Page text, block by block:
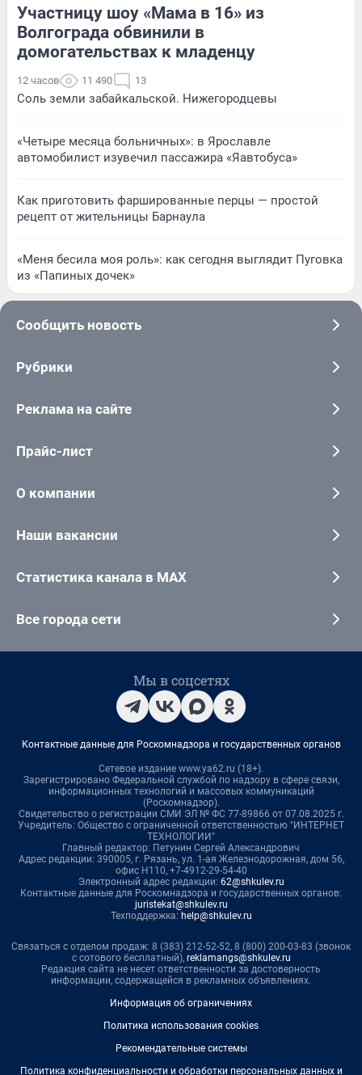
Участницу шоу «Мама в 16» из
Волгограда обвинили в
домогательствах к младенцу
12 часов 11 490 13
Соль земли забайкальской. Нижегородцевы
«Четыре месяца больничных»: в Ярославле
автомобилист изувечил пассажира «Яавтобуса»
Как приготовить фаршированные перцы — простой
рецепт от жительницы Барнаула
«Меня бесила моя роль»: как сегодня выглядит Пуговка
из «Папиных дочек»
Сообщить новость
Рубрики
Реклама на сайте
Прайс-лист
О компании
Наши вакансии
Статистика канала в MAX
Все города сети
Мы в соцсетях
Контактные данные для Роскомнадзора и государственных органов
Сетевое издание www.ya62.ru (18+).
Зарегистрировано Федеральной службой по надзору в сфере связи,
информационных технологий и массовых коммуникаций
(Роскомнадзор).
Свидетельство о регистрации СМИ ЭЛ № ФС 77-89866 от 07.08.2025 г.
Учредитель: Общество с ограниченной ответственностью "ИНТЕРНЕТ
ТЕХНОЛОГИИ"
Главный редактор: Петунин Сергей Александрович
Адрес редакции: 390005, г. Рязань, ул. 1-ая Железнодорожная, дом 56,
офис Н110, +7-4912-29-54-40
Электронный адрес редакции: 62@shkulev.ru
Контактные данные для Роскомнадзора и государственных органов:
juristekat@shkulev.ru
Техподдержка: help@shkulev.ru
Связаться с отделом продаж: 8 (383) 212-52-52, 8 (800) 200-03-83 (звонок
с сотового бесплатный), reklamangs@shkulev.ru
Редакция сайта не несет ответственности за достоверность
информации, содержащейся в рекламных объявлениях.
Информация об ограничениях
Политика использования cookies
Рекомендательные системы
Политика конфиденциальности и обработки персональных данных и